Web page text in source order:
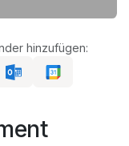
hinzufügen: